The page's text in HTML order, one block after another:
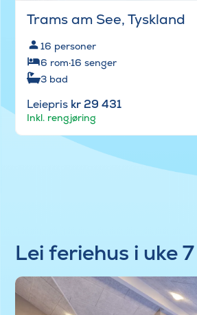
Trams am See, Tyskland
16 personer
6 rom·16 senger
3 bad
Leiepris kr 29 431
Inkl. rengjøring
Lei feriehus i uke